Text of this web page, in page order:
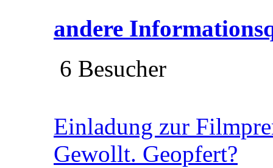
andere
6 Besucher
Einladung zur
Gewollt. Geopfert?